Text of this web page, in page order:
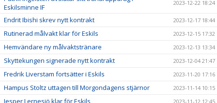
Eskilsminne IF
2023-12-22 18:24
Endrit Ibishi skrev nytt kontrakt 2023-12-17 18:44
Rutinerad målvakt klar för Eskils 2023-12-15 17:32
Hemvändare ny målvaktstränare 2023-12-13 13:34
Skyttekungen signerade nytt kontrakt 2023-12-04 21:47
Fredrik Liverstam fortsätter i Eskils 2023-11-20 17:16
Hampus Stoltz uttagen till Morgondagens stjärnor 2023-11-14 10:15
Jesper Lernesjö klar för Eskils 2023-11-12 12:45